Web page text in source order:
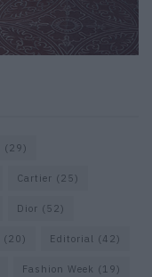
(29)
Cartier (25)
Dior (52)
(20) Editorial (42)
Fashion Week (19)